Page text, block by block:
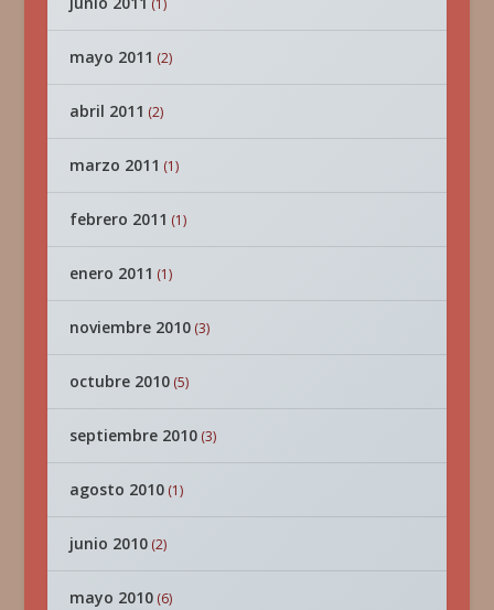
(1)
mayo 2011 (2)
abril 2011 (2)
marzo 2011 (1)
febrero 2011 (1)
enero 2011 (1)
noviembre 2010(3)
octubre 2010(5)
septiembre 2010(3)
agosto 2010(1)
junio 2010(2)
mayo 2010(6)